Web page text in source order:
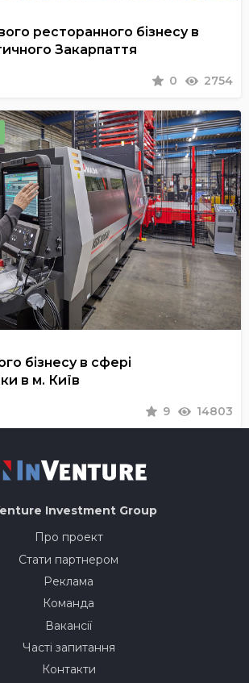
ресторанного бізнесу в
Закарпаття
0 2754
бізнесу в сфері
в м. Київ
9 14803
Investment Group
Про проект
Стати партнером
Реклама
Команда
Вакансії
Часті запитання
Контакти